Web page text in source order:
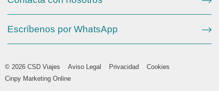
Escríbenos por WhatsApp
© 2026 CSD Viajes Aviso Legal Privacidad
Cookies
Cinpy Marketing Online